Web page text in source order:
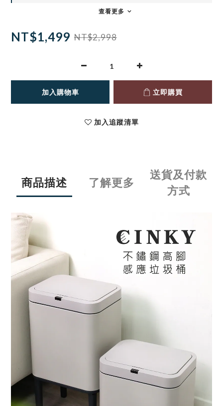
查看更多
NT$1,499 NT$2,998
加入購物車 立即購買
加入追蹤清單
商品描述 了解更多
送貨及付款
方式